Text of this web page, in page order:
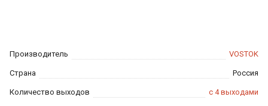
Производитель VOSTOK
Страна Россия
Количество выходов с 4 выходами